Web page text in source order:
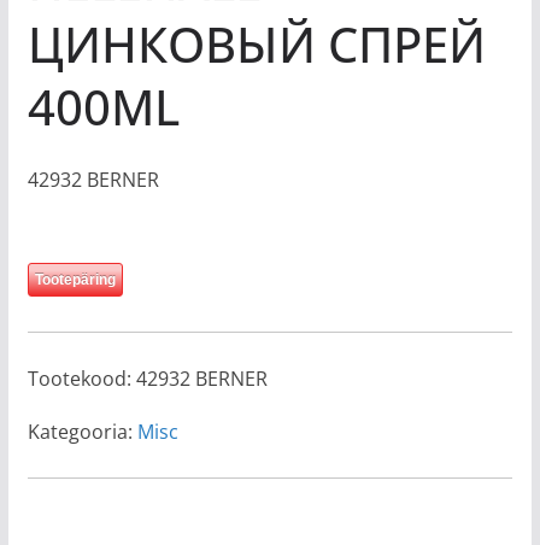
ЦИНКОВЫЙ СПРЕЙ
400ML
42932 BERNER
Tootepäring
Tootekood: 42932 BERNER
Kategooria: Misc